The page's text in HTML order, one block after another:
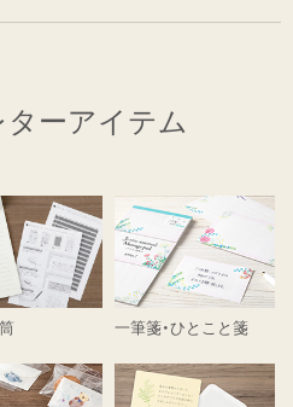
ターアイテム
一筆箋・ひとこと箋